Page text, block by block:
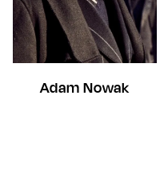
Adam Nowak